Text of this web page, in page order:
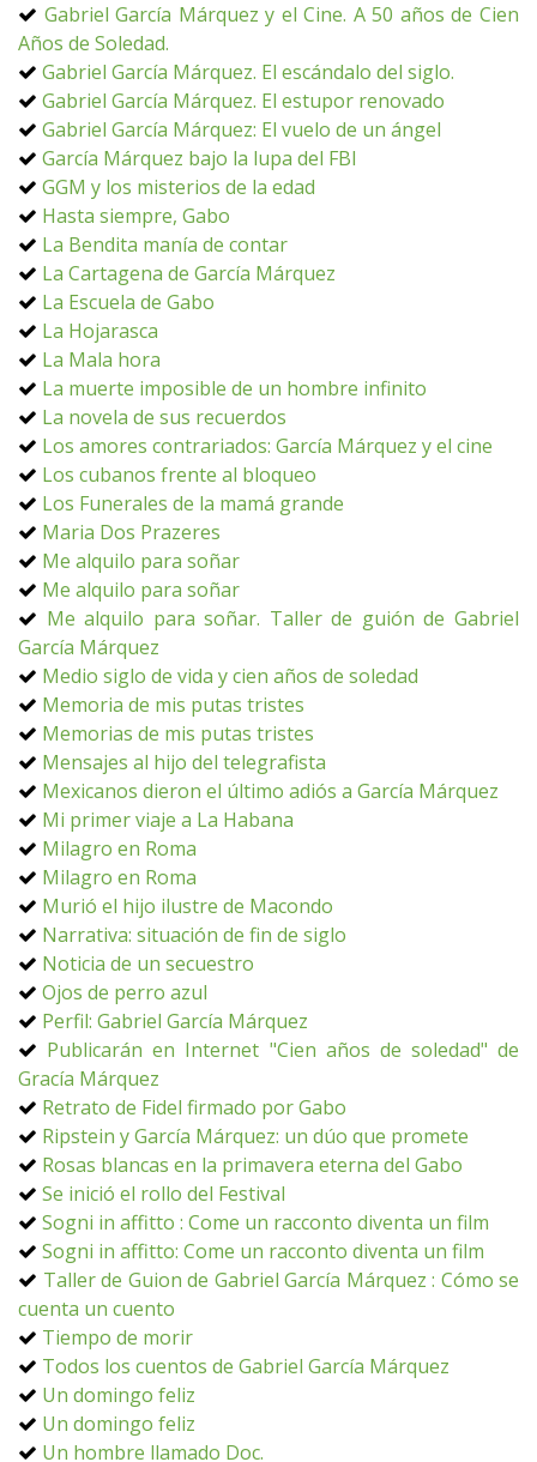
Gabriel García Márquez y el Cine. A 50 años de Cien
Años de Soledad.
Gabriel García Márquez. El escándalo del siglo.
Gabriel García Márquez. El estupor renovado
Gabriel García Márquez: El vuelo de un ángel
García Márquez bajo la lupa del FBI
GGM y los misterios de la edad
Hasta siempre, Gabo
La Bendita manía de contar
La Cartagena de García Márquez
La Escuela de Gabo
La Hojarasca
La Mala hora
La muerte imposible de un hombre infinito
La novela de sus recuerdos
Los amores contrariados: García Márquez y el cine
Los cubanos frente al bloqueo
Los Funerales de la mamá grande
Maria Dos Prazeres
Me alquilo para soñar
Me alquilo para soñar
Me alquilo para soñar. Taller de guión de Gabriel
García Márquez
Medio siglo de vida y cien años de soledad
Memoria de mis putas tristes
Memorias de mis putas tristes
Mensajes al hijo del telegrafista
Mexicanos dieron el último adiós a García Márquez
Mi primer viaje a La Habana
Milagro en Roma
Milagro en Roma
Murió el hijo ilustre de Macondo
Narrativa: situación de fin de siglo
Noticia de un secuestro
Ojos de perro azul
Perfil: Gabriel García Márquez
Publicarán en Internet "Cien años de soledad" de
Gracía Márquez
Retrato de Fidel firmado por Gabo
Ripstein y García Márquez: un dúo que promete
Rosas blancas en la primavera eterna del Gabo
Se inició el rollo del Festival
Sogni in affitto : Come un racconto diventa un film
Sogni in affitto: Come un racconto diventa un film
Taller de Guion de Gabriel García Márquez : Cómo se
cuenta un cuento
Tiempo de morir
Todos los cuentos de Gabriel García Márquez
Un domingo feliz
Un domingo feliz
Un hombre llamado Doc.